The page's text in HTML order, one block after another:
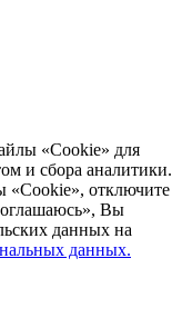
«Cookie» для
и сбора аналитики.
«Cookie», отключите
Вы
данных на
данных.